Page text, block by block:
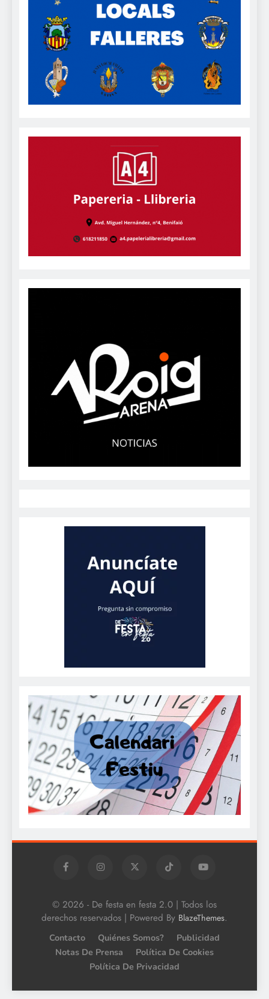
© 2026 - De festa en festa 2.0 | Todos los
derechos reservados | Powered By BlazeThemes.
Contacto Quiénes Somos?
Publicidad
Notas De Prensa
Política De Cookies
Política De Privacidad